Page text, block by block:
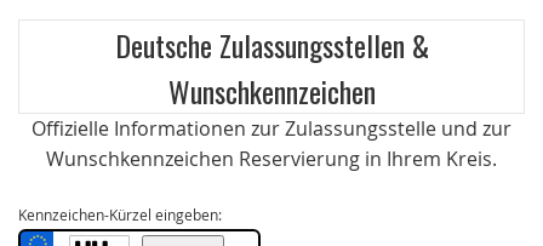
Deutsche Zulassungsstellen &
Wunschkennzeichen
Offizielle Informationen zur Zulassungsstelle und zur
Wunschkennzeichen Reservierung in Ihrem Kreis.
Kennzeichen-Kürzel eingeben: